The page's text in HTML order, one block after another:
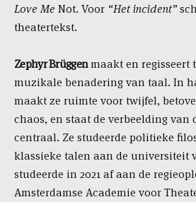
Love Me Not. Voor “Het incident”
theatertekst.
Zephyr Brüggenmaakt en regisseert
muzikale benadering van taal. In
maakt ze ruimte voor twijfel,
chaos, en staat de verbeelding van
centraal. Ze studeerde politieke
klassieke talen aan de universiteit
studeerde in 2021 af aan de
Amsterdamse Academie voor